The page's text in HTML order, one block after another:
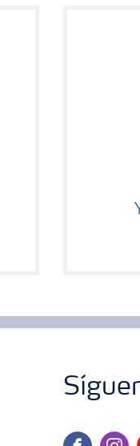
facebook